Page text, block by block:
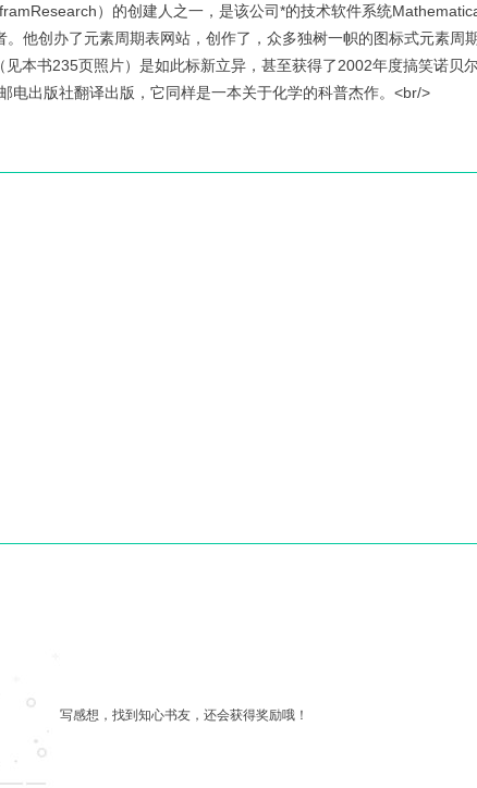
）的创建人之一，是该公司*的技术软件系统
他创办了元素周期表网站，创作了，众多独树一帜的图标式元素周
本书235页照片）是如此标新立异，甚至获得了2002年度搞笑诺贝
出版社翻译出版，它同样是一本关于化学的科普杰作。<br/>
写感想，找到知心书友，还会获得奖励哦！